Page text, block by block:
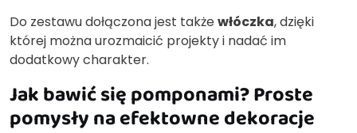
Do zestawu dołączona jest takżewłóczka, dzięki
której można urozmaicić projekty i nadać im
dodatkowy charakter.
Jak bawić się pomponami? Proste
pomysły na efektowne dekoracje